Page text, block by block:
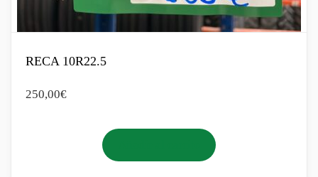
RECA 10R22.5
250,00€